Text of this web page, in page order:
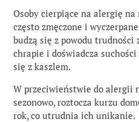
Osoby cierpiące na alergię na
często zmęczone i
budzą się z powodu trudności
chrapie i doświadcza
się z kaszlem.
W przeciwieństwie do alergii
sezonowo, roztocza kurzu
rok, co utrudnia ich unikanie.